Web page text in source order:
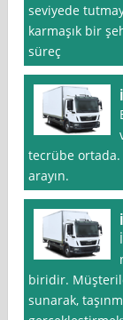
seviyede
karmaşık bir
süreç
tecrübe ortada.
arayın.
biridir.
sunarak,